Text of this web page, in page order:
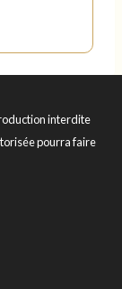
interdite
pourra faire